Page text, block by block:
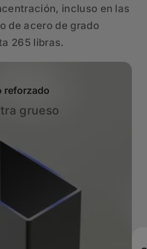
incluso en las
de acero de grado
265 libras.
reforzado
grueso